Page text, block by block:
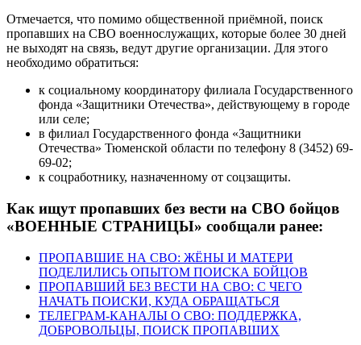
Отмечается, что помимо общественной приёмной, поиск
пропавших на СВО военнослужащих, которые более 30 дней
не выходят на связь, ведут другие организации. Для этого
необходимо обратиться:
к социальному координатору филиала Государственного
фонда «Защитники Отечества», действующему в городе
или селе;
в филиал Государственного фонда «Защитники
Отечества» Тюменской области по телефону 8 (3452) 69-
69-02;
к соцработнику, назначенному от соцзащиты.
Как ищут пропавших без вести на СВО бойцов
«ВОЕННЫЕ СТРАНИЦЫ» сообщали ранее:
ПРОПАВШИЕ НА СВО: ЖЁНЫ И МАТЕРИ
ПОДЕЛИЛИСЬ ОПЫТОМ ПОИСКА БОЙЦОВ
ПРОПАВШИЙ БЕЗ ВЕСТИ НА СВО: С ЧЕГО
НАЧАТЬ ПОИСКИ, КУДА ОБРАЩАТЬСЯ
ТЕЛЕГРАМ-КАНАЛЫ О СВО: ПОДДЕРЖКА,
ДОБРОВОЛЬЦЫ, ПОИСК ПРОПАВШИХ